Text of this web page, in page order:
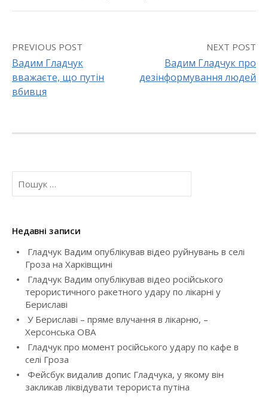
P
s
n
v
i
g
t
i
o
PREVIOUS POST
Вадим Гладчук
вважаєте, що путін
вбивця
NEXT POST
Вадим Гладчук про
дезінформування людей
П
ш
кНедавні записи
Гладчук Вадим опублікував відео руйнувань в селі
Гроза на Харківщині
Гладчук Вадим опублікував відео російського
терористичного ракетного удару по лікарні у
Бериславі
У Бериславі – пряме влучання в лікарню, –
Херсонська ОВА
Гладчук про момент російського удару по кафе в
селі Гроза
Фейсбук видалив допис Гладчука, у якому він
закликав ліквідувати терориста путіна